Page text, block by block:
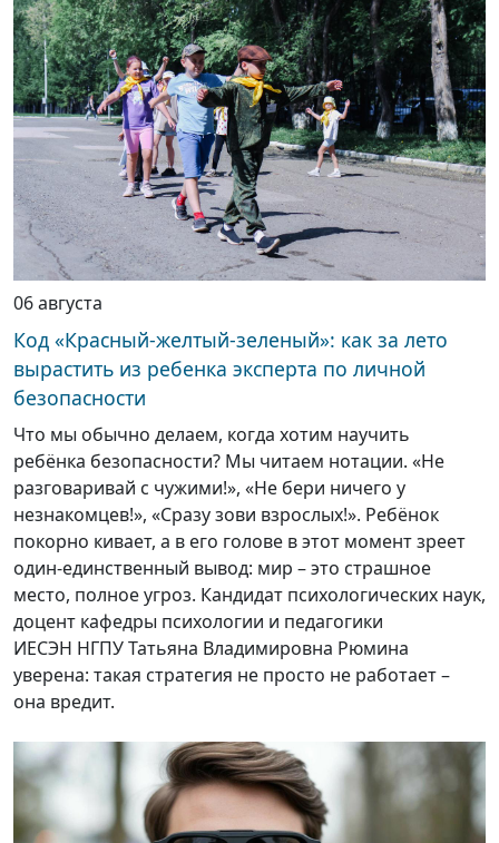
06 августа
Код «Красный-желтый-зеленый»: как за лето
вырастить из ребенка эксперта по личной
безопасности
Что мы обычно делаем, когда хотим научить
ребёнка безопасности? Мы читаем нотации. «Не
разговаривай с чужими!», «Не бери ничего у
незнакомцев!», «Сразу зови взрослых!». Ребёнок
покорно кивает, а в его голове в этот момент зреет
один-единственный вывод: мир – это страшное
место, полное угроз. Кандидат психологических наук,
доцент кафедры психологии и педагогики
ИЕСЭН НГПУ Татьяна Владимировна Рюмина
уверена: такая стратегия не просто не работает –
она вредит.